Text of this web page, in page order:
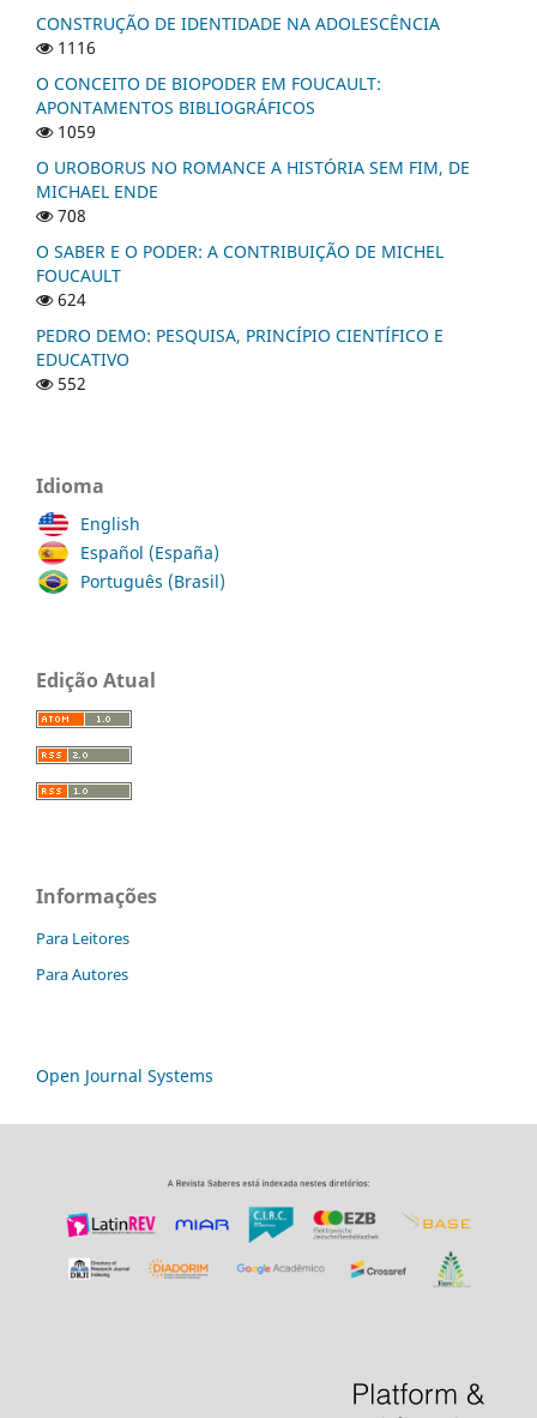
CONSTRUÇÃO DE IDENTIDADE NA ADOLESCÊNCIA
1116
O CONCEITO DE BIOPODER EM FOUCAULT:
APONTAMENTOS BIBLIOGRÁFICOS
1059
O UROBORUS NO ROMANCE A HISTÓRIA SEM FIM, DE
MICHAEL ENDE
708
O SABER E O PODER: A CONTRIBUIÇÃO DE MICHEL
FOUCAULT
624
PEDRO DEMO: PESQUISA, PRINCÍPIO CIENTÍFICO E
EDUCATIVO
552
Idioma
English
Español (España)
Português (Brasil)
Edição Atual
Informações
Para Leitores
Para Autores
Open Journal Systems